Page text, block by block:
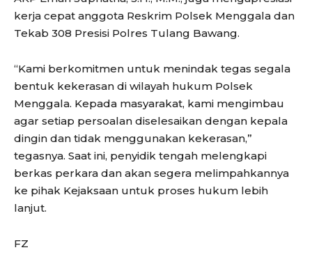
kerja cepat anggota Reskrim Polsek Menggala dan
Tekab 308 Presisi Polres Tulang Bawang.
“Kami berkomitmen untuk menindak tegas segala
bentuk kekerasan di wilayah hukum Polsek
Menggala. Kepada masyarakat, kami mengimbau
agar setiap persoalan diselesaikan dengan kepala
dingin dan tidak menggunakan kekerasan,”
tegasnya. Saat ini, penyidik tengah melengkapi
berkas perkara dan akan segera melimpahkannya
ke pihak Kejaksaan untuk proses hukum lebih
lanjut.
FZ